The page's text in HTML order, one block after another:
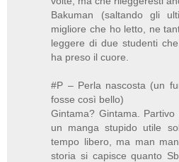
Bakuman (saltando gli
migliore che ho letto, ne
leggere di due studenti
ha preso il cuore.
#P – Perla nascosta (un
fosse così bello)
Gintama? Gintama.
un manga stupido utile
tempo libero, ma man
storia si capisce quanto